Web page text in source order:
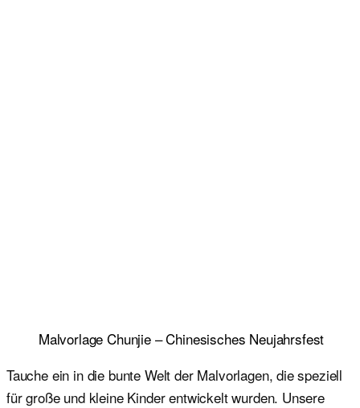
Malvorlage Chunjie – Chinesisches Neujahrsfest
Tauche ein in die bunte Welt der Malvorlagen, die speziell
für große und kleine Kinder entwickelt wurden. Unsere